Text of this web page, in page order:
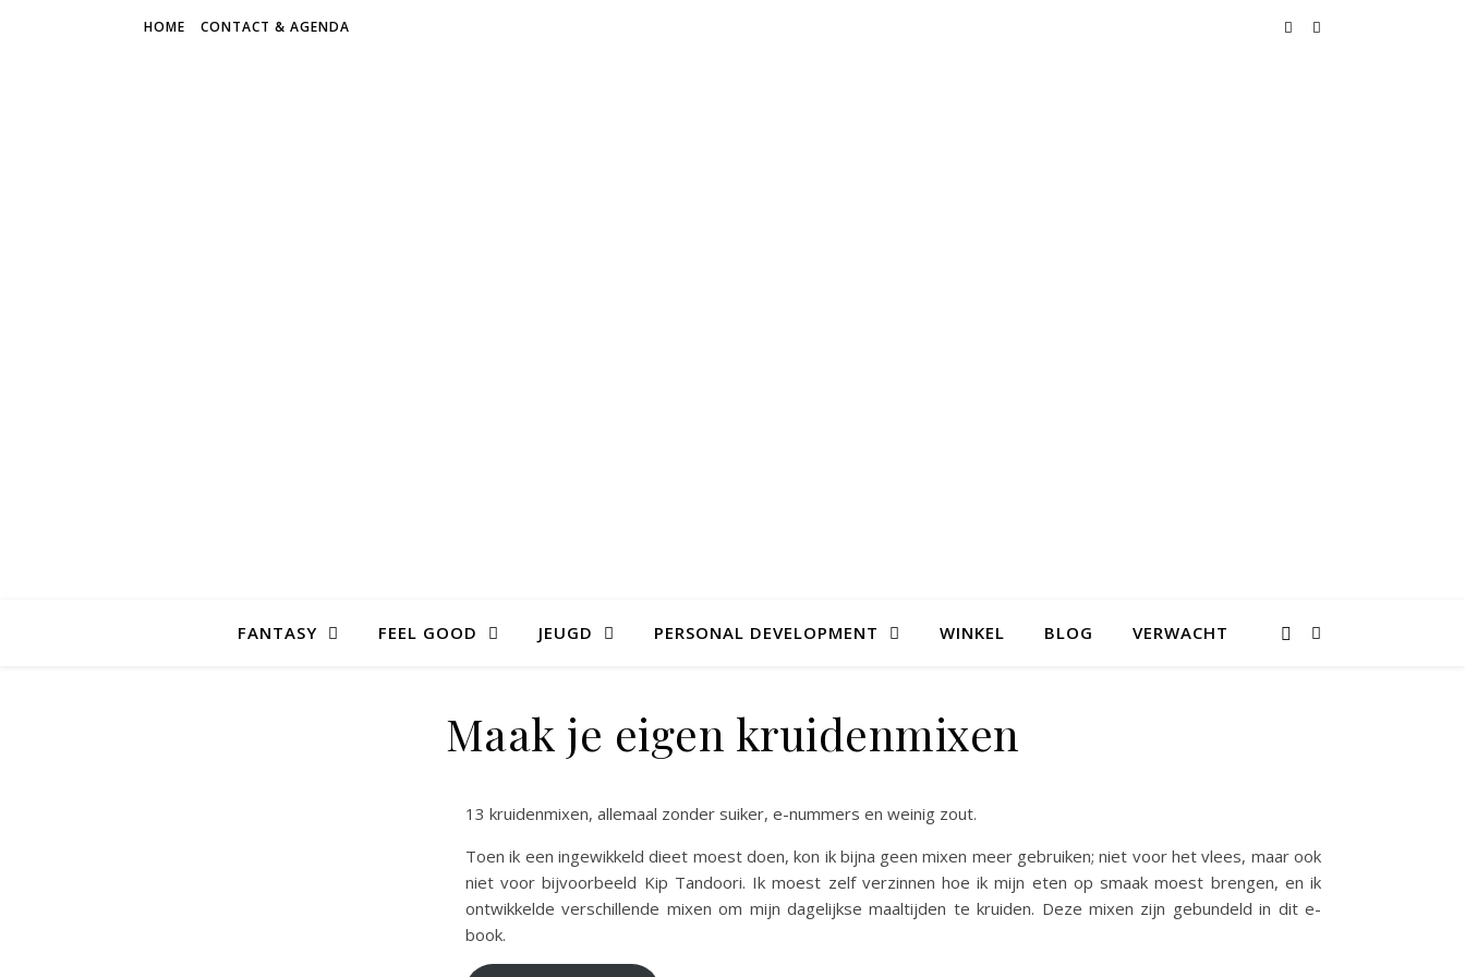
HOME CONTACT & AGENDA
FANTASY FEEL GOOD JEUGD PERSONAL DEVELOPMENT WINKEL BLOG VERWACHT
Maak je eigen kruidenmixen
13 kruidenmixen, allemaal zonder suiker, e-nummers en weinig zout.
Toen ik een ingewikkeld dieet moest doen, kon ik bijna geen mixen meer gebruiken; niet voor het vlees, maar ook
niet voor bijvoorbeeld Kip Tandoori. Ik moest zelf verzinnen hoe ik mijn eten op smaak moest brengen, en ik
ontwikkelde verschillende mixen om mijn dagelijkse maaltijden te kruiden. Deze mixen zijn gebundeld in dit e-
book.